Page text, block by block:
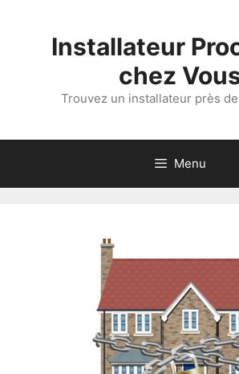
Installateur
chez
Trouvez un installateur près
Menu